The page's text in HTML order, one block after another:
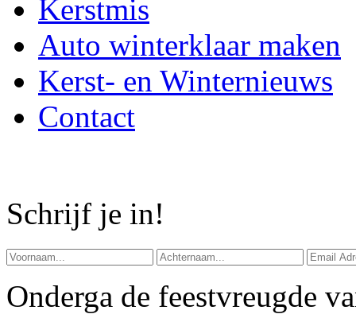
Kerstmis
Auto winterklaar maken
Kerst- en Winternieuws
Contact
Schrijf je in!
Onderga de feestvreugde